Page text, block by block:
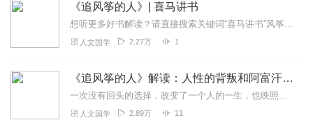
《追风筝的人》| 喜马讲书
想听更多好书解读？请直接搜索关键词“喜马讲书”风筝隐喻了一切，每个人已经拥有的、向往追寻的、厌恶唾弃的、遗憾的、怀念的、痴心妄想的一切。所以，我的答案是，千人千...
人文国学 2.27万 1
《追风筝的人》解读：人性的背叛和阿富汗命运|美国、塔利班、卡勒德·胡赛尼
一次没有回头的选择，改变了一个人的一生，也映照出一个国家的命运。用《追风筝的人》，直面懦弱、背叛、善良与战争。这不是关于原谅的故事，而是关于——人是否还能为过...
人文国学 2.89万 11